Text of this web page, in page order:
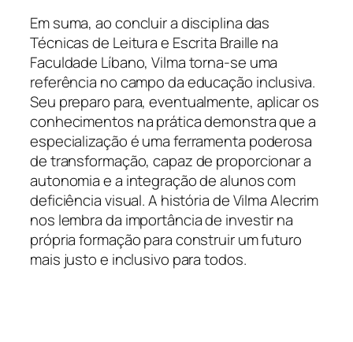
Em suma, ao concluir a disciplina das
Técnicas de Leitura e Escrita Braille na
Faculdade Líbano, Vilma torna-se uma
referência no campo da educação inclusiva.
Seu preparo para, eventualmente, aplicar os
conhecimentos na prática demonstra que a
especialização é uma ferramenta poderosa
de transformação, capaz de proporcionar a
autonomia e a integração de alunos com
deficiência visual. A história de Vilma Alecrim
nos lembra da importância de investir na
própria formação para construir um futuro
mais justo e inclusivo para todos.